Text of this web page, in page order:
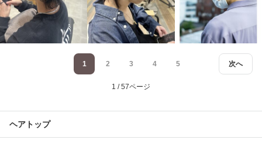
次へ
1 2 3 4 5
1 / 57ページ
ヘアトップ